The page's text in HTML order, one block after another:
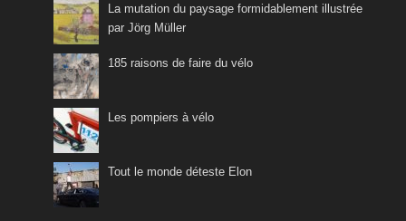
La mutation du paysage formidablement illustrée
par Jörg Müller
185 raisons de faire du vélo
Les pompiers à vélo
Tout le monde déteste Elon